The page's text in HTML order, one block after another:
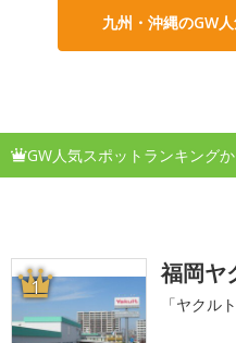
九州・沖縄のGW
GW人気スポットランキング
1 福岡ヤ
「ヤクル